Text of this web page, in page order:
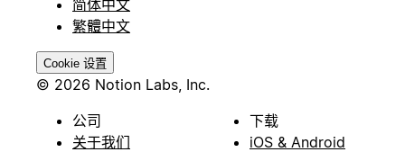
简体中文
繁體中文
Cookie 设置
© 2026 Notion Labs, Inc.
公司
关于我们
下载
iOS & Android